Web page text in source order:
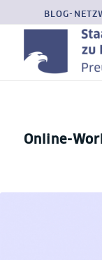
BLOG-
Online-